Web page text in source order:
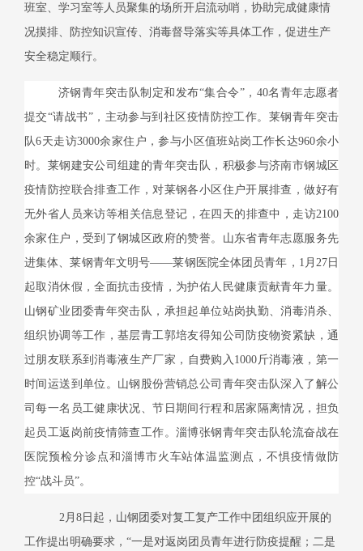
班室、学习室等人员聚集的场所开启流动哨，协助完成健康情
况摸排、防控知识宣传、消毒督导落实等具体工作，促进生产
安全稳定顺行。
济钢青年突击队制定和发布“集合令”， 40名青年志愿者
提交“请战书”，主动参与到社区疫情防控工作。莱钢青年突击
队6天走访3000余家住户，参与小区值班站岗工作长达960余小
时。莱钢建安公司组建的青年突击队，积极参与济南市钢城区
疫情防控联合排查工作，对莱钢各小区住户开展排查，做好有
无外省人员来访等相关信息登记，在四天的排查中，走访2100
余家住户，受到了钢城区政府的赞誉。山东省青年志愿服务先
进集体、莱钢青年文明号——莱钢医院全体团员青年， 1 月 27日
起取消休假，全面抗击疫情，为护佑人民健康贡献青年力量。
山钢矿业团委青年突击队， 承担起单位站岗执勤、消毒消杀、
组织协调等工作，基层青工郭培友得知公司防疫物资紧缺，通
过朋友联系到消毒液生产厂家，自费购入 1000斤消毒液，第一
时间运送到单位。山钢股份营销总公司青年突击队深入了解公
司每一名员工健康状况、节日期间行程和居家隔离情况，担负
起员工返岗前疫情筛查工作。淄博张钢青年突击队轮流奋战在
医院预检分诊点和淄博市火车站体温监测点，不惧疫情做防
控“战斗员”。
2月 8日起，山钢团委对复工复产工作中团组织应开展的
工作提出明确要求，“一是对返岗团员青年进行防疫提醒；二是